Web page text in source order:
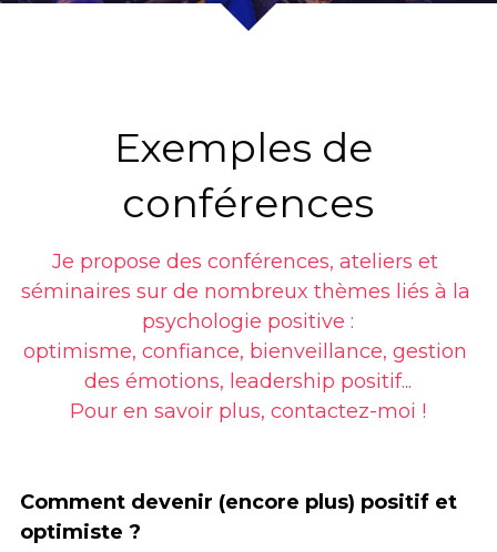
Exemples de
conférences
Je propose des conférences, ateliers et
séminaires sur de nombreux thèmes liés à la
psychologie positive :
optimisme, confiance, bienveillance, gestion
des émotions, leadership positif...
Pour en savoir plus, contactez-moi !
Comment devenir (encore plus) positif et
optimiste ?